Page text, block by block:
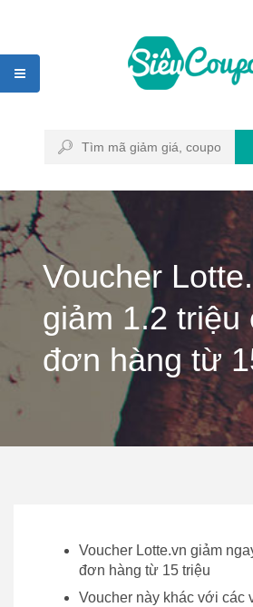
Voucher
giảm 1.2 triệu
đơn hàng từ
Voucher Lotte.vn giảm
đơn hàng từ 15 triệu
Voucher này khác với các